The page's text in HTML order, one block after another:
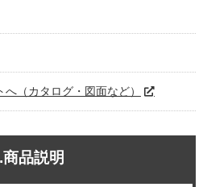
（カタログ・図面など）
品説明